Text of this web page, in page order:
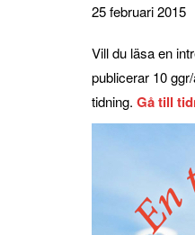
25 februari 2015
Vill du läsa en
publicerar 10
tidning. Gå till